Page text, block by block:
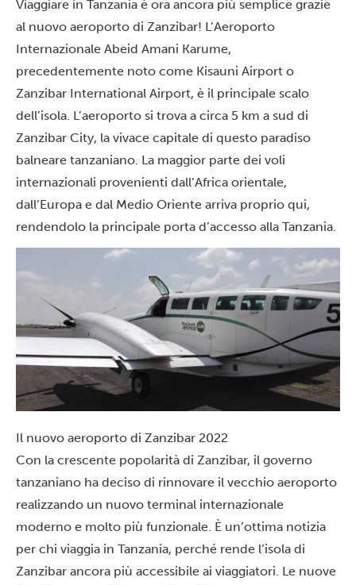
Viaggiare in Tanzania è ora ancora più semplice grazie
al nuovo aeroporto di Zanzibar! L’Aeroporto
Internazionale Abeid Amani Karume,
precedentemente noto come Kisauni Airport o
Zanzibar International Airport, è il principale scalo
dell’isola. L’aeroporto si trova a circa 5 km a sud di
Zanzibar City, la vivace capitale di questo paradiso
balneare tanzaniano. La maggior parte dei voli
internazionali provenienti dall’Africa orientale,
dall’Europa e dal Medio Oriente arriva proprio qui,
rendendolo la principale porta d’accesso alla Tanzania.
Il nuovo aeroporto di Zanzibar 2022
Con la crescente popolarità di Zanzibar, il governo
tanzaniano ha deciso di rinnovare il vecchio aeroporto
realizzando un nuovo terminal internazionale
moderno e molto più funzionale. È un’ottima notizia
per chi viaggia in Tanzania, perché rende l’isola di
Zanzibar ancora più accessibile ai viaggiatori. Le nuove